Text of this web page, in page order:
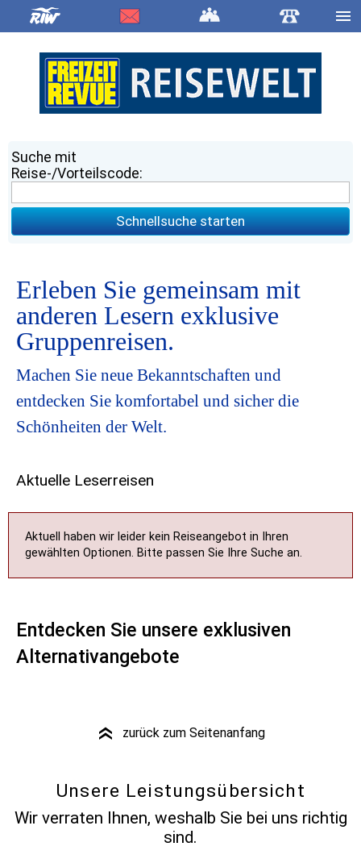
Suche mit
Reise-/Vorteilscode:
Schnellsuche starten
Erleben Sie gemeinsam mit
anderen Lesern exklusive
Gruppenreisen.
Machen Sie neue Bekanntschaften und
entdecken Sie komfortabel und sicher die
Schönheiten der Welt.
Aktuelle Leserreisen
Aktuell haben wir leider kein Reiseangebot in Ihren
gewählten Optionen. Bitte passen Sie Ihre Suche an.
Entdecken Sie unsere exklusiven
Alternativangebote
» zurück zum Seitenanfang
Unsere Leistungsübersicht
Wir verraten Ihnen, weshalb Sie bei uns richtig
sind.